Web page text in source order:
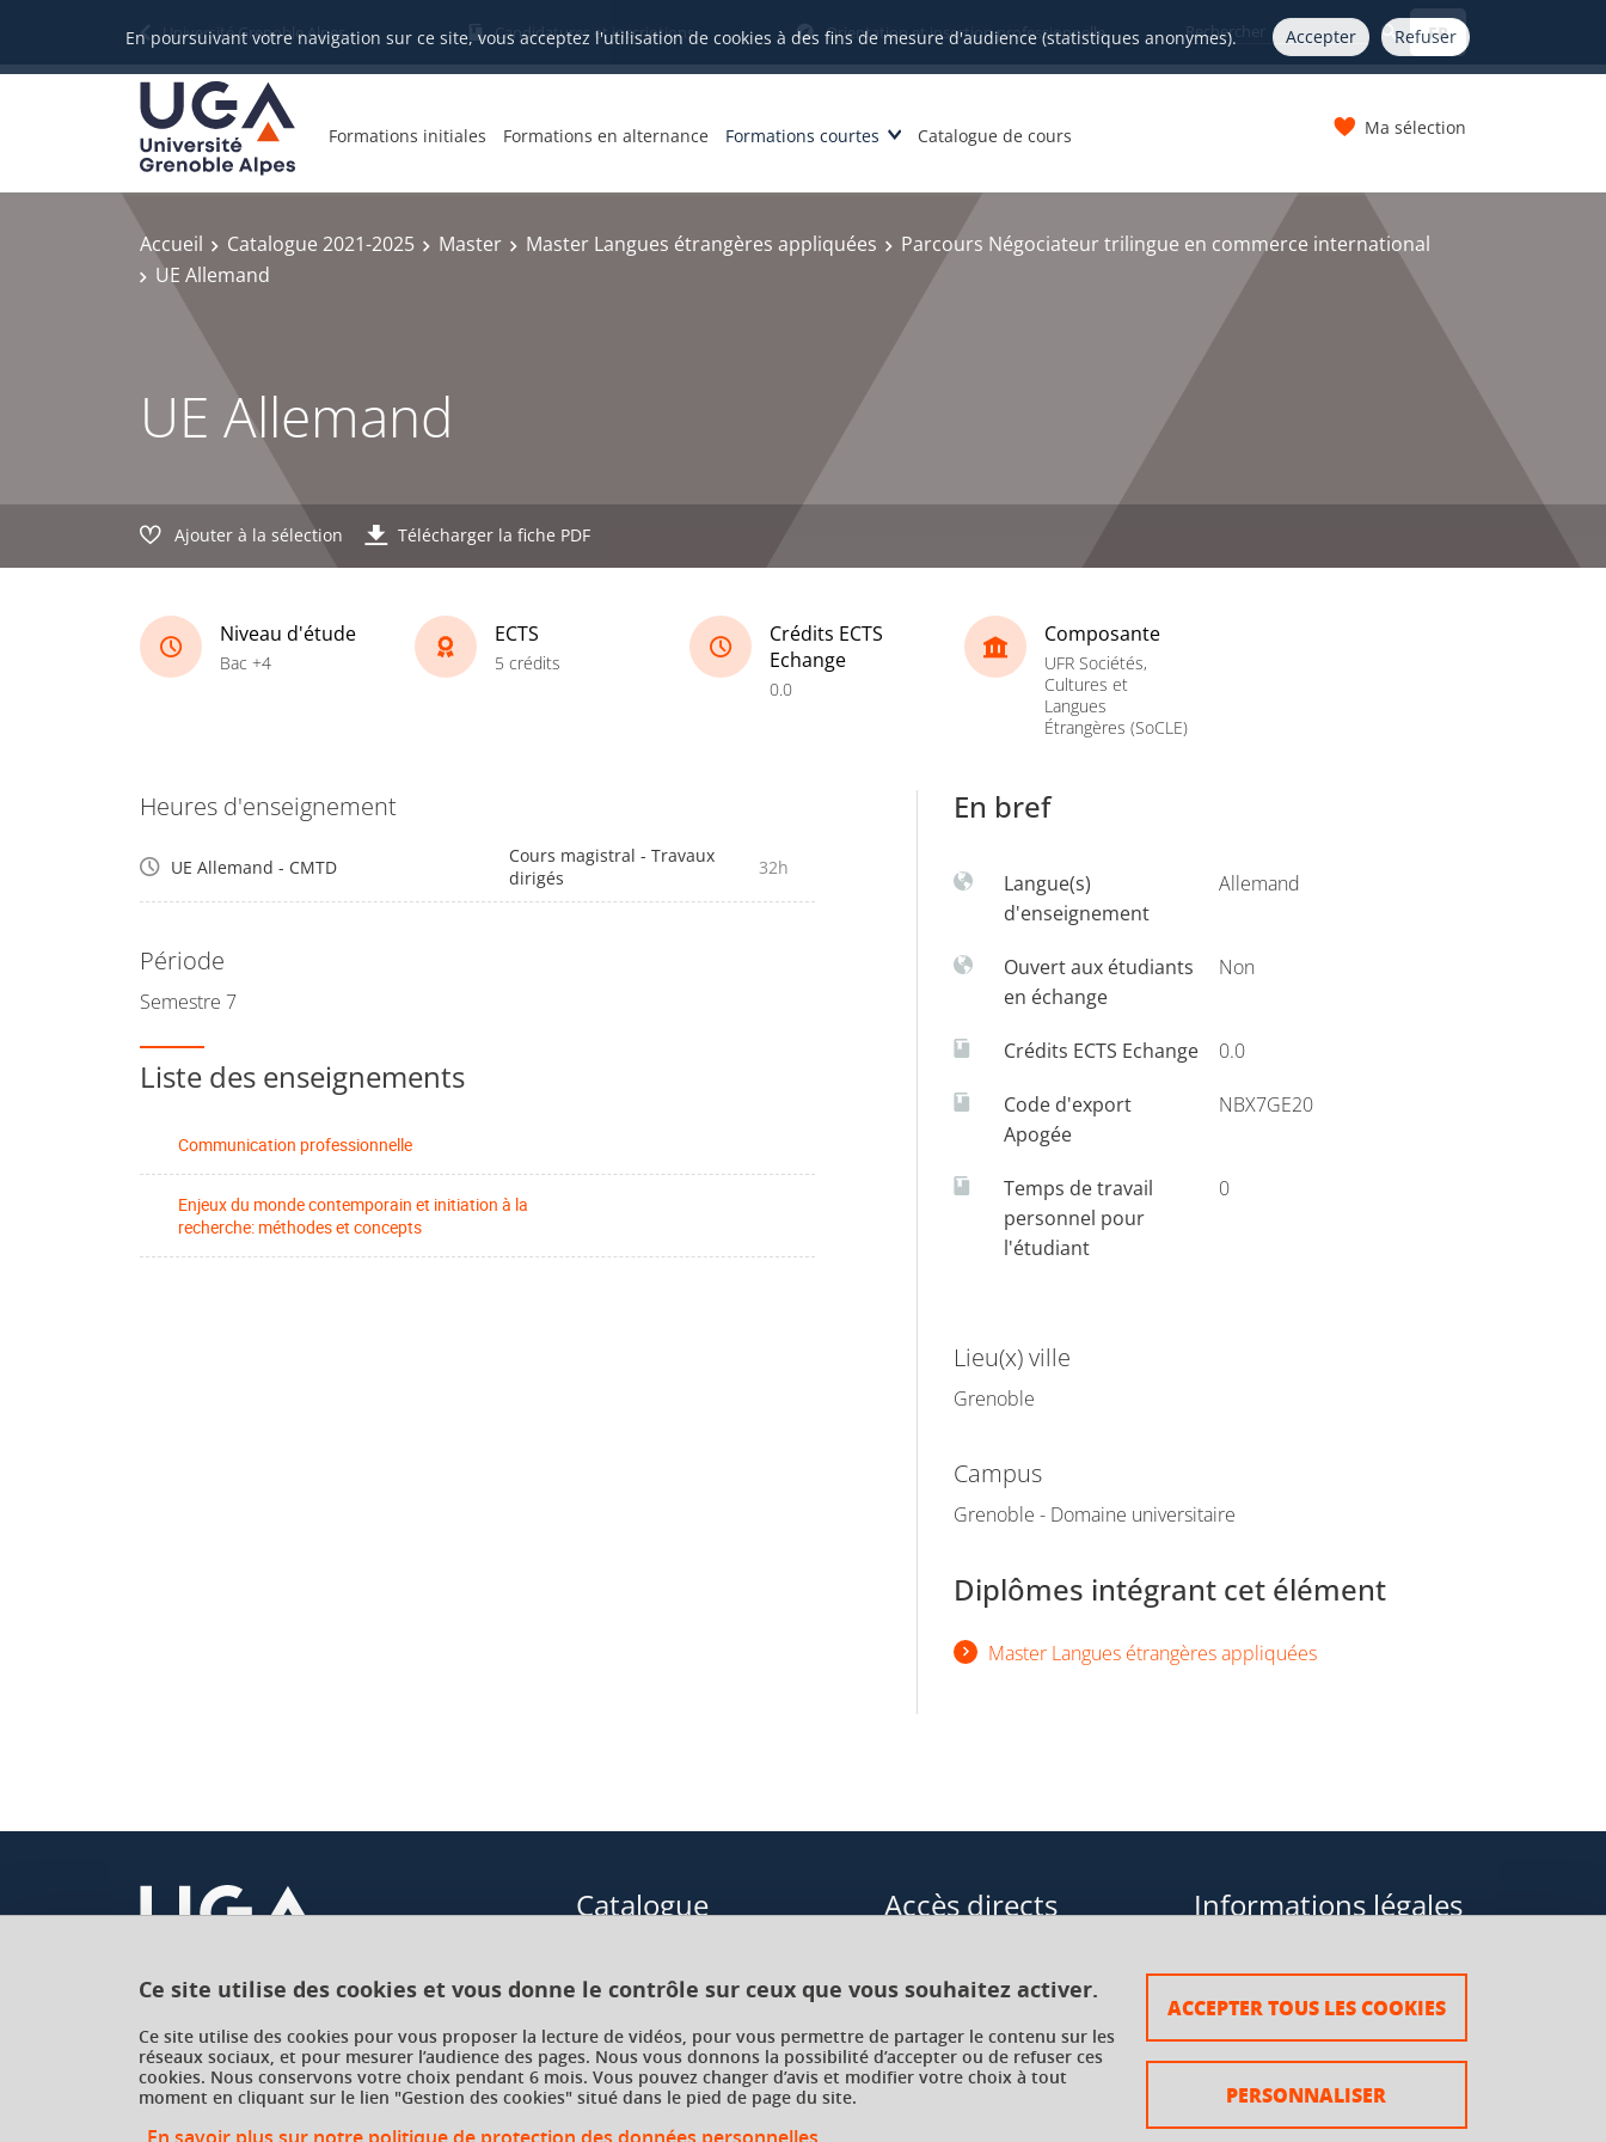
Ce site utilise des cookies et vous donne le contrôle sur ceux que vous souhaitez activer.
Ce site utilise des cookies pour vous proposer la lecture de vidéos, pour vous permettre de partager le contenu sur les
réseaux sociaux, et pour mesurer l’audience des pages. Nous vous donnons la possibilité d’accepter ou de refuser ces
cookies. Nous conservons votre choix pendant 6 mois. Vous pouvez changer d’avis et modifier votre choix à tout
moment en cliquant sur le lien "Gestion des cookies" situé dans le pied de page du site.
ACCEPTER TOUS LES COOKIES
PERSONNALISER
En poursuivant votre navigation sur ce site, vous acceptez l'utilisation de cookies à des fins de mesure d'audience (statistiques anonymes). Accepter Refuser
Université Grenoble Alpes Candidatures et inscriptions Orientation et insertion professionnelle FR
Formations initiales Formations en alternance Formations courtes Catalogue de cours Ma sélection
Accueil Catalogue 2021-2025 Master Master Langues étrangères appliquées
Parcours Négociateur trilingue en commerce international
UE Allemand
UE Allemand
Ajouter à la sélection Télécharger la fiche PDF
Niveau d'étude
Bac +4
ECTS
5 crédits
Crédits ECTS
Echange
0.0
Composante
UFR Sociétés,
Cultures et
Langues
Étrangères (SoCLE)
Heures d'enseignement
UE Allemand - CMTD
Cours magistral - Travaux
dirigés
32h
Période
Semestre 7
Liste des enseignements
Communication professionnelle
Enjeux du monde contemporain et initiation à la
recherche: méthodes et concepts
En bref
Langue(s)
d'enseignement
Allemand
Ouvert aux étudiants
en échange
Non
Crédits ECTS Echange 0.0
Code d'export
Apogée
NBX7GE20
Temps de travail
personnel pour
l'étudiant
0
Lieu(x) ville
Grenoble
Campus
Grenoble - Domaine universitaire
Diplômes intégrant cet élément
Master Langues étrangères appliquées
Université Grenoble Alpes
621 avenue Centrale
38400 Saint-Martin-d'Hères
France
Catalogue
Formations courtes
Recherche par facultés, écoles,
instituts
Accès directs
Enseignements transversaux à
choix (ETC)
Informations légales
Plan du site
Mentions légales
Crédits